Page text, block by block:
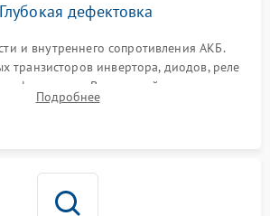
дефектовка
и внутреннего сопротивления АКБ.
транзисторов инвертора, диодов, реле
Визуальный поиск вздутых
и прогаров на печатной плате.
Подробнее